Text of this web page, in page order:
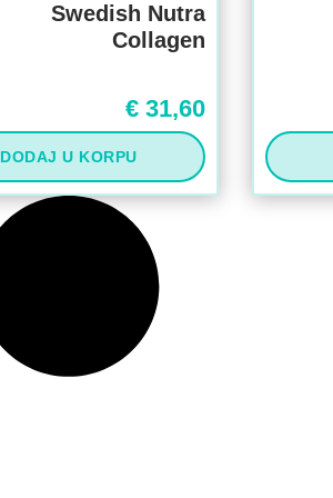
Swedish Nutra
Collagen
€31,60
DODAJ U KORPU